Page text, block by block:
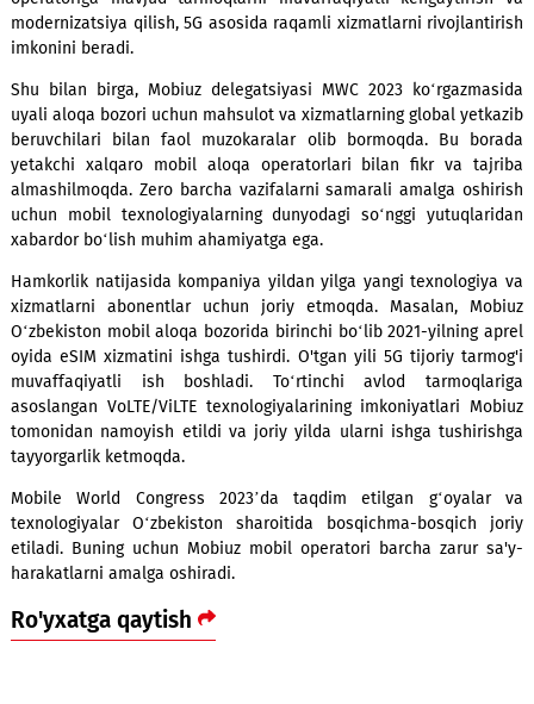
MWC 2023daMobiuz Xitoyning ikki yetakchi ishlab
Huawei va ZTE bilan hamkorlikni yanada chuqurlashtirish
memorandumlarni ham imzoladi. Shu tariqa, kompaniyalar
2026 yillarda va undan keyingi davrlarda samarali
yanada kengaytirishga intilishlarini bildirdilar. Bu esa
operatoriga mavjud tarmoqlarni muvaffaqiyatli
modernizatsiya qilish, 5G asosida raqamli xizmatlarni
imkonini beradi.
Shu bilan birga, Mobiuz delegatsiyasi MWC 2023
uyali aloqa bozori uchun mahsulot va xizmatlarning global
beruvchilari bilan faol muzokaralar olib bormoqda. Bu
yetakchi xalqaro mobil aloqa operatorlari bilan fikr va
almashilmoqda. Zero barcha vazifalarni samarali amalga
uchun mobil texnologiyalarning dunyodagi so‘nggi
xabardor bo‘lish muhim ahamiyatga ega.
Hamkorlik natijasida kompaniya yildan yilga yangi
Oʻzbekiston mobil aloqa bozorida birinchi boʻlib 2021-